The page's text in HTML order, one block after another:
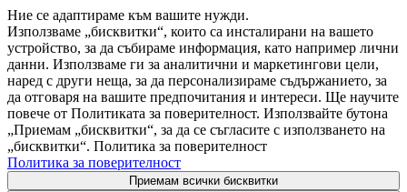
Ние се адаптираме към вашите нужди.
Използваме „бисквитки“, които са инсталирани на вашето
устройство, за да събираме информация, като например лични
данни. Използваме ги за аналитични и маркетингови цели,
наред с други неща, за да персонализираме съдържанието, за
да отговаря на вашите предпочитания и интереси. Ще научите
повече от Политиката за поверителност. Използвайте бутона
„Приемам „бисквитки“, за да се съгласите с използването на
„бисквитки“. Политика за поверителност
Политика за поверителност
Приемам всички бисквитки